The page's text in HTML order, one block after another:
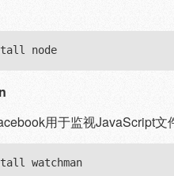
用于监视JavaScript文